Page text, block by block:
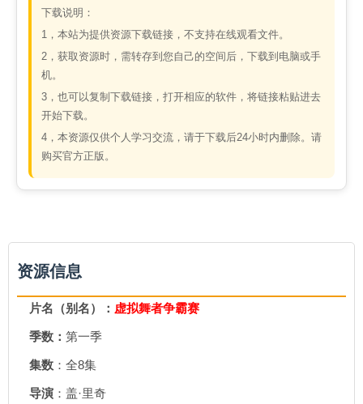
下载说明：
1，本站为提供资源下载链接，不支持在线观看文件。
2，获取资源时，需转存到您自己的空间后，下载到电脑或手
机。
3，也可以复制下载链接，打开相应的软件，将链接粘贴进去
开始下载。
4，本资源仅供个人学习交流，请于下载后24小时内删除。请
购买官方正版。
资源信息
片名（别名）： 虚拟舞者争霸赛
季数： 第一季
集数 ：全8集
导演 ：盖·里奇